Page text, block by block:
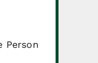
Person